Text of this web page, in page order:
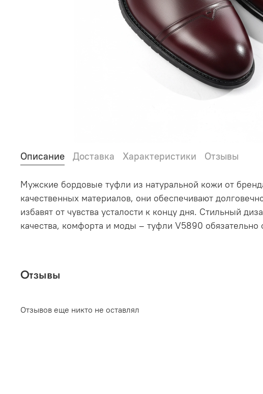
Описание Доставка Характеристики Отзывы
Мужские бордовые туфли из натуральной кожи от
качественных материалов, они обеспечивают
избавят от чувства усталости к концу дня. Стильный
качества, комфорта и моды – туфли V5890
Отзывы
Отзывов еще никто не оставлял